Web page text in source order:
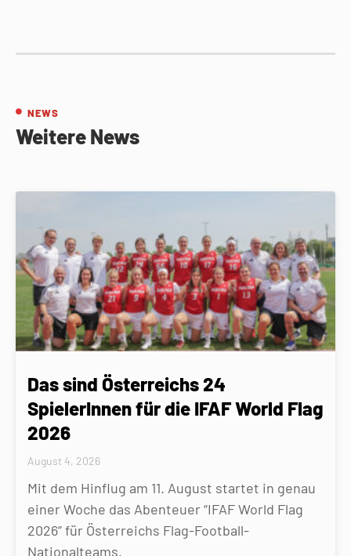
NEWS
Weitere News
Das sind Österreichs 24
SpielerInnen für die IFAF World Flag
2026
August 4, 2026
Mit dem Hinflug am 11. August startet in genau
einer Woche das Abenteuer “IFAF World Flag
2026” für Österreichs Flag-Football-
Nationalteams.